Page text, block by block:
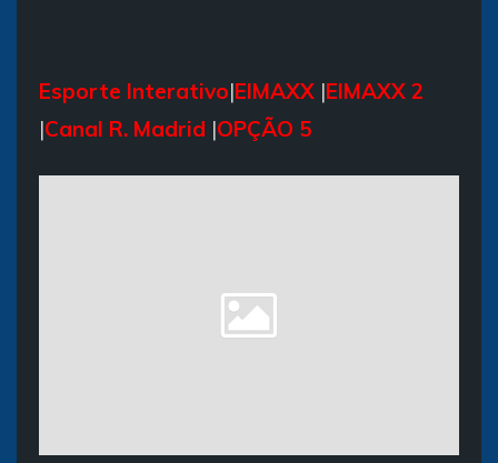
Esporte Interativo|EIMAXX |EIMAXX 2
|Canal R. Madrid |OPÇÃO 5